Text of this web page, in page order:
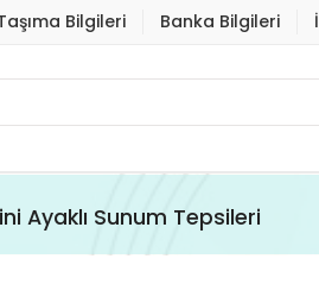
Bilgileri Banka Bilgileri
Ayaklı Sunum Tepsileri